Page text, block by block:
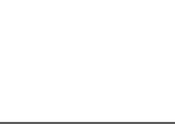
geen nieuwe strafbare
en transporteren is
is. Robi biedt diverse
drinken, zoals een
en waarmee je zelf de
een basketbalclub voor